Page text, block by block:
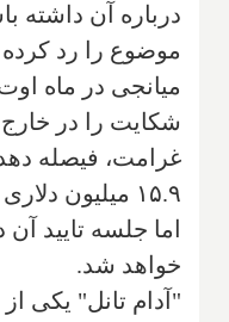
درباره آن داشته
موضوع را رد
میانجی در ماه
شکایت را در خارج
غرامت، فیصله
۱۵.۹ میلیون
خواهد شد.
"آدام تانل" یکی